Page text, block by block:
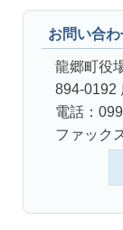
お問い合
龍郷町役
894-0192
電話：
ファック